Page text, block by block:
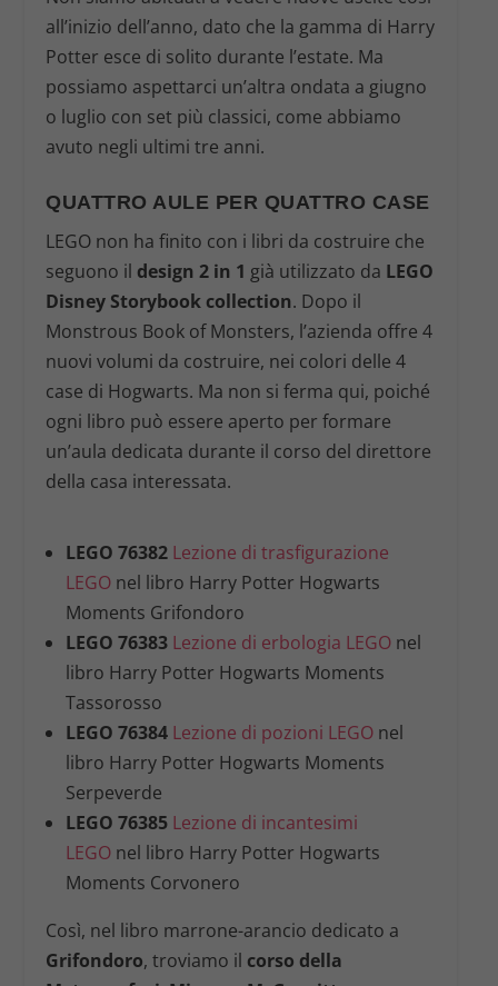
all’inizio dell’anno, dato che la gamma di Harry
Potter esce di solito durante l’estate. Ma
possiamo aspettarci un’altra ondata a giugno
o luglio con set più classici, come abbiamo
avuto negli ultimi tre anni.
QUATTRO AULE PER QUATTRO CASE
LEGO non ha finito con i libri da costruire che
seguono il design 2 in 1 già utilizzato da LEGO
Disney Storybook collection. Dopo il
Monstrous Book of Monsters, l’azienda offre 4
nuovi volumi da costruire, nei colori delle 4
case di Hogwarts. Ma non si ferma qui, poiché
ogni libro può essere aperto per formare
un’aula dedicata durante il corso del direttore
della casa interessata.
LEGO 76382 Lezione di trasfigurazione
LEGO nel libro Harry Potter Hogwarts
Moments Grifondoro
LEGO 76383 Lezione di erbologia LEGO nel
libro Harry Potter Hogwarts Moments
Tassorosso
LEGO 76384 Lezione di pozioni LEGO nel
libro Harry Potter Hogwarts Moments
Serpeverde
LEGO 76385 Lezione di incantesimi
LEGO nel libro Harry Potter Hogwarts
Moments Corvonero
Così, nel libro marrone-arancio dedicato a
Grifondoro, troviamo il corso della